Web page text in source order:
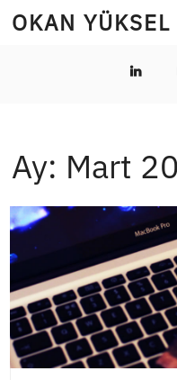
SkipOKAN YÜKSEL
Ay: Mart